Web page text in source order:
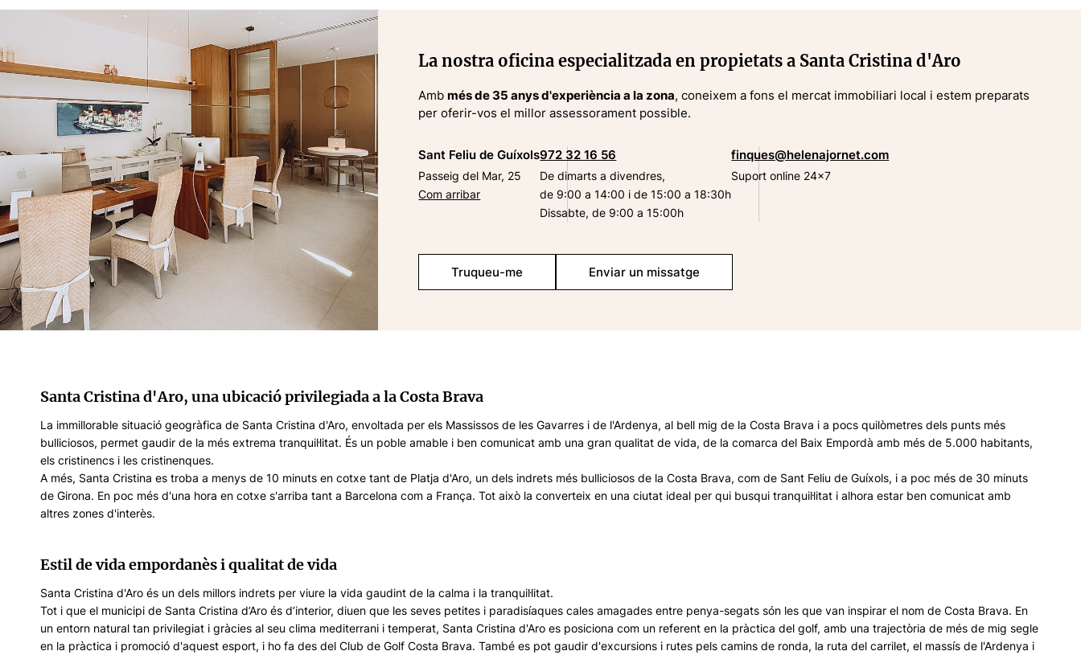
La nostra oficina especialitzada en propietats a Santa Cristina d'Aro
Ambmés de 35 anys d'experiència a la zona, coneixem a fons el mercat immobiliari local i estem preparats
per oferir-vos el millor assessorament possible.
Sant Feliu de Guíxols
Passeig del Mar, 25
Com arribar
972 32 16 56
De dimarts a divendres,
de 9:00 a 14:00 i de 15:00 a 18:30h
Dissabte, de 9:00 a 15:00h
finques@helenajornet.com
Suport online 24x7
Truqueu-me Enviar un missatge
Santa Cristina d'Aro, una ubicació privilegiada a la Costa Brava
La immillorable situació geogràfica de Santa Cristina d'Aro, envoltada per els Massissos de les Gavarres i de l'Ardenya, al bell mig de la Costa Brava i a pocs quilòmetres dels punts més
bulliciosos, permet gaudir de la més extrema tranquil·litat. És un poble amable i ben comunicat amb una gran qualitat de vida, de la comarca del Baix Empordà amb més de 5.000 habitants,
els cristinencs i les cristinenques.
A més, Santa Cristina es troba a menys de 10 minuts en cotxe tant de Platja d'Aro, un dels indrets més bulliciosos de la Costa Brava, com de Sant Feliu de Guíxols, i a poc més de 30 minuts
de Girona. En poc més d'una hora en cotxe s'arriba tant a Barcelona com a França. Tot això la converteix en una ciutat ideal per qui busqui tranquil·litat i alhora estar ben comunicat amb
altres zones d'interès.
Estil de vida empordanès i qualitat de vida
Santa Cristina d'Aro és un dels millors indrets per viure la vida gaudint de la calma i la tranquil·litat.
Tot i que el municipi de Santa Cristina d’Aro és d’interior, diuen que les seves petites i paradisíaques cales amagades entre penya-segats són les que van inspirar el nom de Costa Brava. En
un entorn natural tan privilegiat i gràcies al seu clima mediterrani i temperat, Santa Cristina d'Aro es posiciona com un referent en la pràctica del golf, amb una trajectòria de més de mig segle
en la pràctica i promoció d'aquest esport, i ho fa des del Club de Golf Costa Brava. També es pot gaudir d'excursions i rutes pels camins de ronda, la ruta del carrilet, el massís de l'Ardenya i